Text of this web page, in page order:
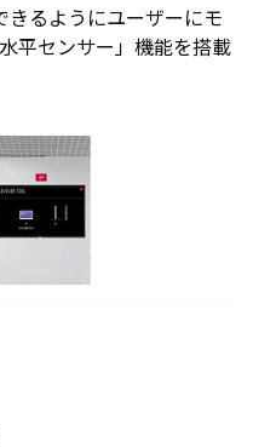
きるようにユーザーにモ
平センサー」機能を搭載